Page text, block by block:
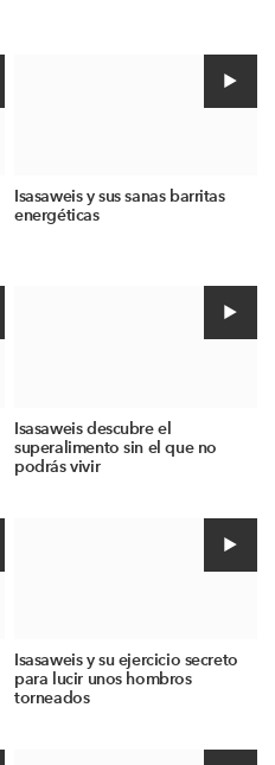
Isasaweis y sus sanas barritas
energéticas
Isasaweis descubre el
superalimento sin el que no
podrás vivir
Isasaweis y su ejercicio secreto
para lucir unos hombros
torneados